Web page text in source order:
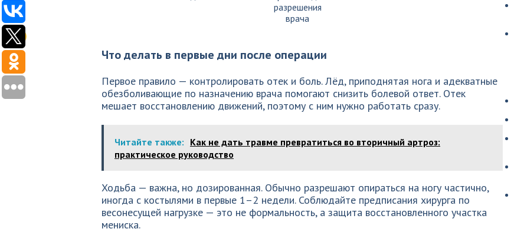
разрешения
врача
Что делать в первые дни после операции
Первое правило — контролировать отек и боль. Лёд, приподнятая нога и адекватные
обезболивающие по назначению врача помогают снизить болевой ответ. Отек
мешает восстановлению движений, поэтому с ним нужно работать сразу.
Читайте также: Как не дать травме превратиться во вторичный артроз:
практическое руководство
Ходьба — важна, но дозированная. Обычно разрешают опираться на ногу частично,
иногда с костылями в первые 1–2 недели. Соблюдайте предписания хирурга по
весонесущей нагрузке — это не формальность, а защита восстановленного участка
мениска.